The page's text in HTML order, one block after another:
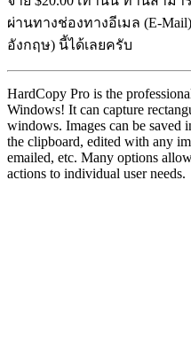
ผ่านทางช่องทางอีเมล (E-Mail)
อังกฤษ) นี้ได้เลยครับ
HardCopy Pro is the
Windows! It can capture
windows. Images can be saved
the clipboard, edited with any
emailed, etc. Many options
actions to individual user needs.